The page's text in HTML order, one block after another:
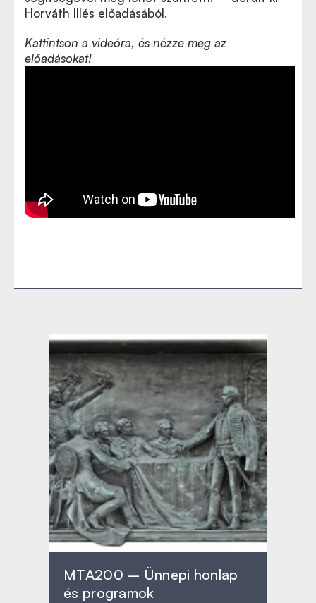
Horváth Illés előadásából.
Kattintson a videóra, és nézze meg az
előadásokat!
MTA200 – Ünnepi honlap
és programok